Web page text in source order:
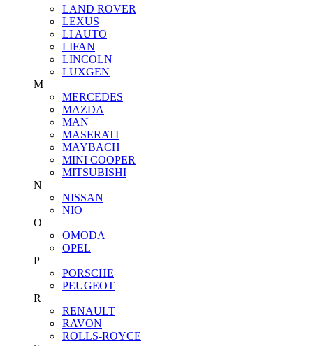
LAND ROVER
LEXUS
LI AUTO
LIFAN
LINCOLN
LUXGEN
M
MERCEDES
MAZDA
MAN
MASERATI
MAYBACH
MINI COOPER
MITSUBISHI
N
NISSAN
NIO
O
OMODA
OPEL
P
PORSCHE
PEUGEOT
R
RENAULT
RAVON
ROLLS-ROYCE